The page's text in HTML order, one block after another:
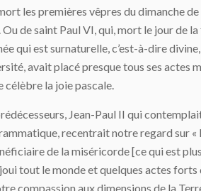
les premières vêpres du dimanche
Ou de saint Paul VI, qui, mort le jour de
qui est surnaturelle, c’est-à-dire
avait placé presque tous ses actes
la joie pascale.
Jean-Paul II qui
recentrait notre regard sur
de la miséricorde [ce qui est
tout le monde et quelques actes
compassion aux dimensions de la